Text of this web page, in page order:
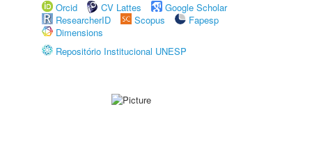
Orcid
CV Lattes
Google Scholar
ResearcherID
Scopus
Fapesp
Dimensions
Repositório Institucional UNESP